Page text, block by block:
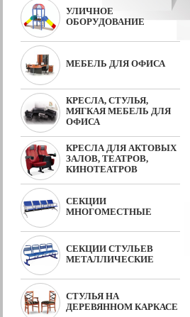
УЛИЧНОЕ
ОБОРУДОВАНИЕ
МЕБЕЛЬ ДЛЯ ОФИСА
КРЕСЛА, СТУЛЬЯ,
МЯГКАЯ МЕБЕЛЬ ДЛЯ
ОФИСА
КРЕСЛА ДЛЯ АКТОВЫХ
ЗАЛОВ, ТЕАТРОВ,
КИНОТЕАТРОВ
СЕКЦИИ
МНОГОМЕСТНЫЕ
СЕКЦИИ СТУЛЬЕВ
МЕТАЛЛИЧЕСКИЕ
СТУЛЬЯ НА
ДЕРЕВЯННОМ КАРКАСЕ